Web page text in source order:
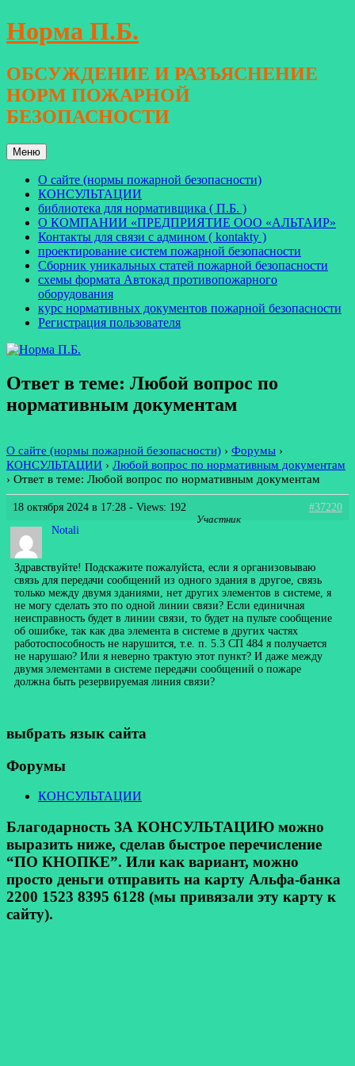
Перейти
к
Норма П.Б.
ОБСУЖДЕНИЕ И РАЗЪЯСНЕНИЕ
НОРМ ПОЖАРНОЙ
БЕЗОПАСНОСТИ
Меню
О сайте (нормы пожарной безопасности)
КОНСУЛЬТАЦИИ
библиотека для нормативщика ( П.Б. )
О КОМПАНИИ «ПРЕДПРИЯТИЕ ООО «АЛЬТАИР»
Контакты для связи с админом ( kontakty )
проектирование систем пожарной безопасности
Сборник уникальных статей пожарной безопасности
схемы формата Автокад противопожарного
оборудования
курс нормативных документов пожарной безопасности
Регистрация пользователя
Ответ в теме: Любой вопрос по
нормативным документам
О сайте (нормы пожарной безопасности) › Форумы ›
КОНСУЛЬТАЦИИ › Любой вопрос по нормативным документам
› Ответ в теме: Любой вопрос по нормативным документам
18 октября 2024 в 17:28 - Views: 192
#37220
Notali
Участник
Здравствуйте! Подскажите пожалуйста, если я организовываю
связь для передачи сообщений из одного здания в другое, связь
только между двумя зданиями, нет других элементов в системе, я
не могу сделать это по одной линии связи? Если единичная
неисправность будет в линии связи, то будет на пульте сообщение
об ошибке, так как два элемента в системе в других частях
работоспособность не нарушится, т.е. п. 5.3 СП 484 я получается
не нарушаю? Или я неверно трактую этот пункт? И даже между
двумя элементами в системе передачи сообщений о пожаре
должна быть резервируемая линия связи?
выбрать язык сайта
Форумы
КОНСУЛЬТАЦИИ
Благодарность ЗА КОНСУЛЬТАЦИЮ можно
выразить ниже, сделав быстрое перечисление
“ПО КНОПКЕ”. Или как вариант, можно
просто деньги отправить на карту Альфа-банка
2200 1523 8395 6128 (мы привязали эту карту к
сайту).